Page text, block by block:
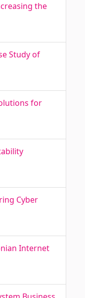
the
Study of
for
Cyber
Internet